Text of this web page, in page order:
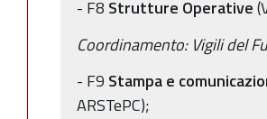
- F8 Strutture Operative
Coordinamento: Vigili del
- F9 Stampa e
ARSTePC);